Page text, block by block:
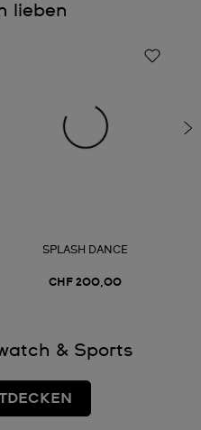
lieben
SPLASH DANCE
CHF 200,00
& Sports